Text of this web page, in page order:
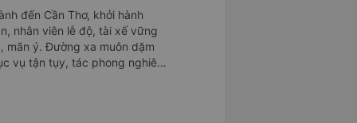
đến Cần Thơ, khởi hành
nhân viên lễ độ, tài xế vững
vụ tận tụy, tác phong nghiêm